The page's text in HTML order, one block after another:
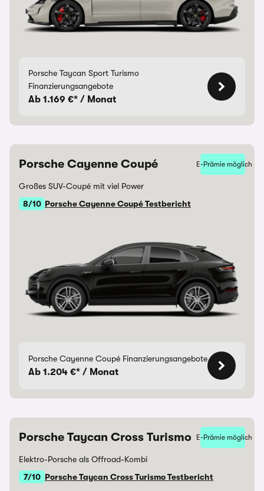
Porsche Taycan Sport Turismo
Finanzierungsangebote
Ab 1.169 €* / Monat
Porsche Cayenne Coupé E-Prämie möglich
Großes SUV-Coupé mit viel Power
8/10 Porsche Cayenne Coupé Testbericht
Porsche Cayenne Coupé Finanzierungsangebote
Ab 1.204 €* / Monat
Porsche Taycan Cross Turismo E-Prämie möglich
Elektro-Porsche als Offroad-Kombi
7/10 Porsche Taycan Cross Turismo Testbericht